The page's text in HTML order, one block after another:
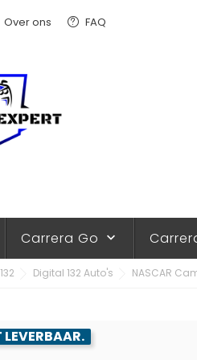
Over ons FAQ
Carrera Go keyboard_arrow_down
Digital 132 Auto's NASCAR
LEVERBAAR.